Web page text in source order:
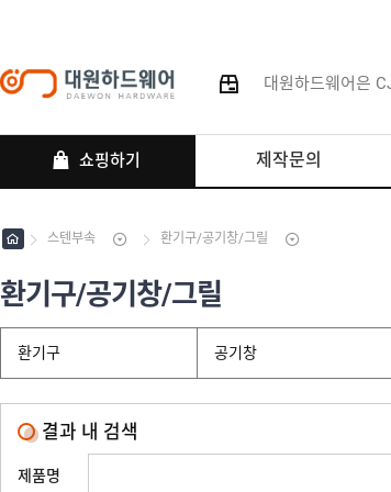
대원하드웨어은
쇼핑하기 제작문의
스텐부속 환기구/공기창/그릴
환기구/공기창/그릴
환기구 공기창
결과 내 검색
제품명